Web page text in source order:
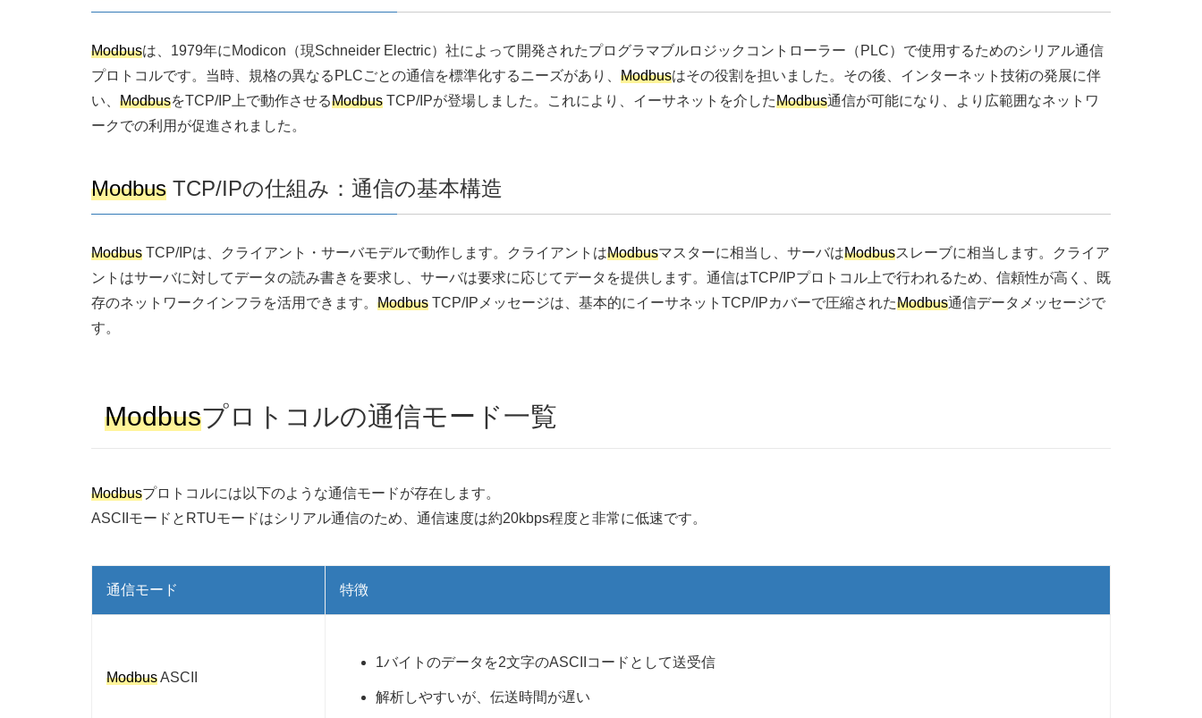
Modbusは、1979年にModicon（現Schneider Electric）社によって開発されたプログラマブルロジックコントローラー（PLC）で使用するためのシリアル通信
プロトコルです。当時、規格の異なるPLCごとの通信を標準化するニーズがあり、 Modbusはその役割を担いました。その後、インターネット技術の発展に伴
い、 ModbusをTCP/IP上で動作させるModbus TCP/IPが登場しました。これにより、イーサネットを介したModbus通信が可能になり、より広範囲なネットワ
ークでの利用が促進されました。
Modbus TCP/IPの仕組み：通信の基本構造
Modbus TCP/IPは、クライアント・サーバモデルで動作します。クライアントはModbusマスターに相当し、サーバはModbusスレーブに相当します。クライア
ントはサーバに対してデータの読み書きを要求し、サーバは要求に応じてデータを提供します。通信はTCP/IPプロトコル上で行われるため、信頼性が高く、既
存のネットワークインフラを活用できます。 Modbus TCP/IPメッセージは、基本的にイーサネットTCP/IPカバーで圧縮されたModbus通信データメッセージで
す。
Modbusプロトコルの通信モード一覧
Modbusプロトコルには以下のような通信モードが存在します。
ASCIIモードとRTUモードはシリアル通信のため、通信速度は約20kbps程度と非常に低速です。
通信モード 特徴
ModbusASCII
1バイトのデータを2文字のASCIIコードとして送受信
解析しやすいが、伝送時間が遅い